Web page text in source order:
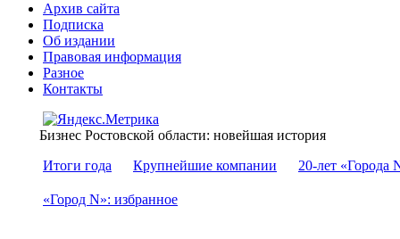
Архив сайта
Подписка
Об издании
Правовая информация
Разное
Контакты
Бизнес Ростовской области: новейшая история
Итоги года
Крупнейшие компании 20-лет «Города
«Город N»: избранное